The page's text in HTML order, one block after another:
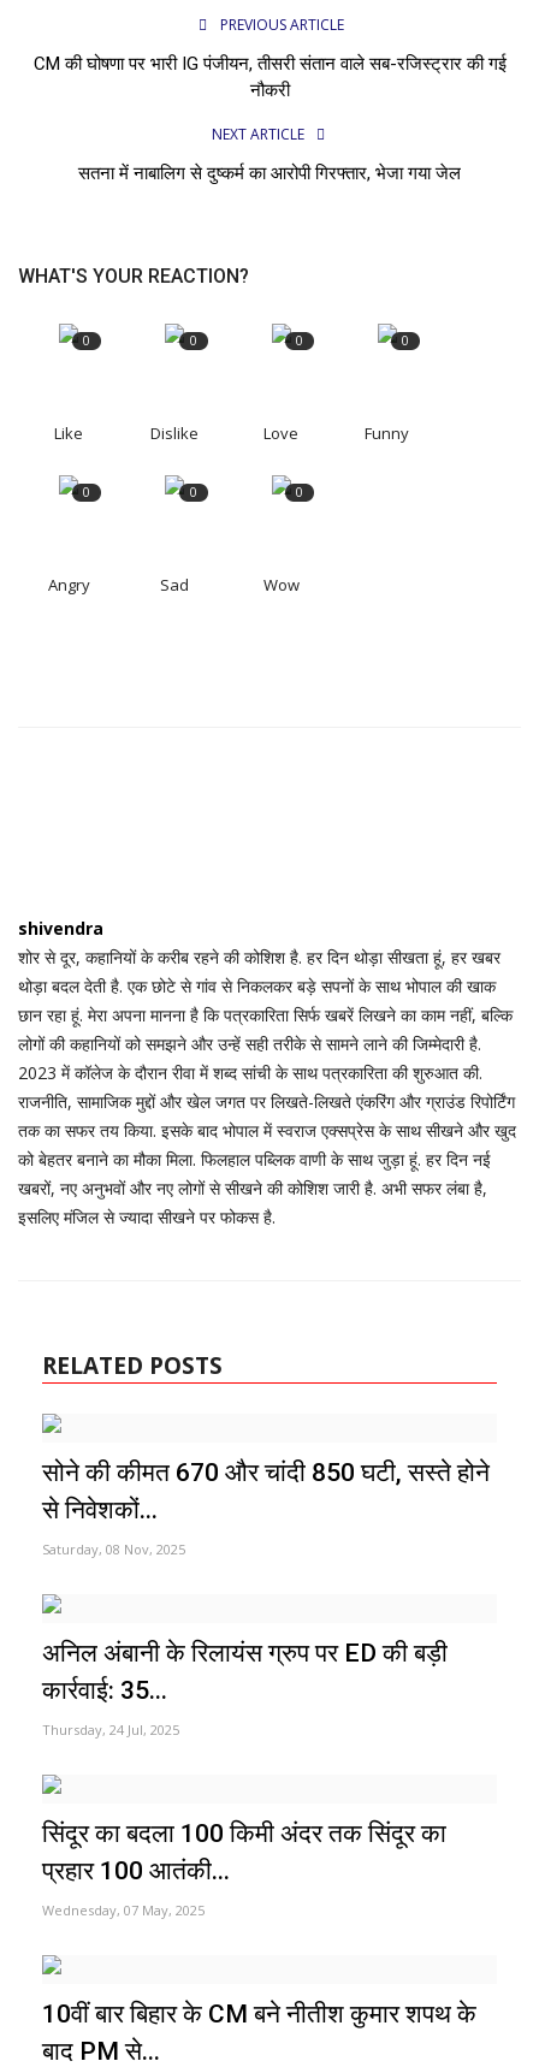
PREVIOUS ARTICLE
CM की घोषणा पर भारी IG पंजीयन, तीसरी संतान वाले सब-रजिस्ट्रार की गई
नौकरी
NEXT ARTICLE
सतना में नाबालिग से दुष्कर्म का आरोपी गिरफ्तार, भेजा गया जेल
WHAT'S YOUR REACTION?
0
Like
0
Dislike
0
Love
0
Funny
0
Angry
0
Sad
0
Wow
shivendra
शोर से दूर, कहानियों के करीब रहने की कोशिश है. हर दिन थोड़ा सीखता हूं, हर खबर
थोड़ा बदल देती है. एक छोटे से गांव से निकलकर बड़े सपनों के साथ भोपाल की खाक
छान रहा हूं. मेरा अपना मानना है कि पत्रकारिता सिर्फ खबरें लिखने का काम नहीं, बल्कि
लोगों की कहानियों को समझने और उन्हें सही तरीके से सामने लाने की जिम्मेदारी है.
2023 में कॉलेज के दौरान रीवा में शब्द सांची के साथ पत्रकारिता की शुरुआत की.
राजनीति, सामाजिक मुद्दों और खेल जगत पर लिखते-लिखते एंकरिंग और ग्राउंड रिपोर्टिंग
तक का सफर तय किया. इसके बाद भोपाल में स्वराज एक्सप्रेस के साथ सीखने और खुद
को बेहतर बनाने का मौका मिला. फिलहाल पब्लिक वाणी के साथ जुड़ा हूं. हर दिन नई
खबरों, नए अनुभवों और नए लोगों से सीखने की कोशिश जारी है. अभी सफर लंबा है,
इसलिए मंजिल से ज्यादा सीखने पर फोकस है.
RELATED POSTS
सोने की कीमत ₹670 और चांदी ₹850 घटी, सस्ते होने
से निवेशकों...
Saturday, 08 Nov, 2025
अनिल अंबानी के रिलायंस ग्रुप पर ED की बड़ी
कार्रवाई: 35...
Thursday, 24 Jul, 2025
सिंदूर का बदला 100 किमी अंदर तक सिंदूर का
प्रहार 100 आतंकी...
Wednesday, 07 May, 2025
10वीं बार बिहार के CM बने नीतीश कुमार शपथ के
बाद PM से...